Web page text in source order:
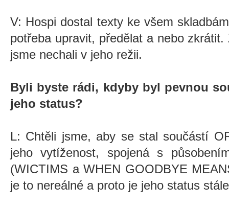
V: Hospi dostal texty ke všem
potřeba upravit, předělat a nebo
jsme nechali v jeho režii.
Byli byste rádi, kdyby byl pevnou
jeho status?
L: Chtěli jsme, aby se stal součástí
jeho vytíženost, spojená s
(WICTIMS a WHEN GOODBYE
je to nereálné a proto je jeho status stále